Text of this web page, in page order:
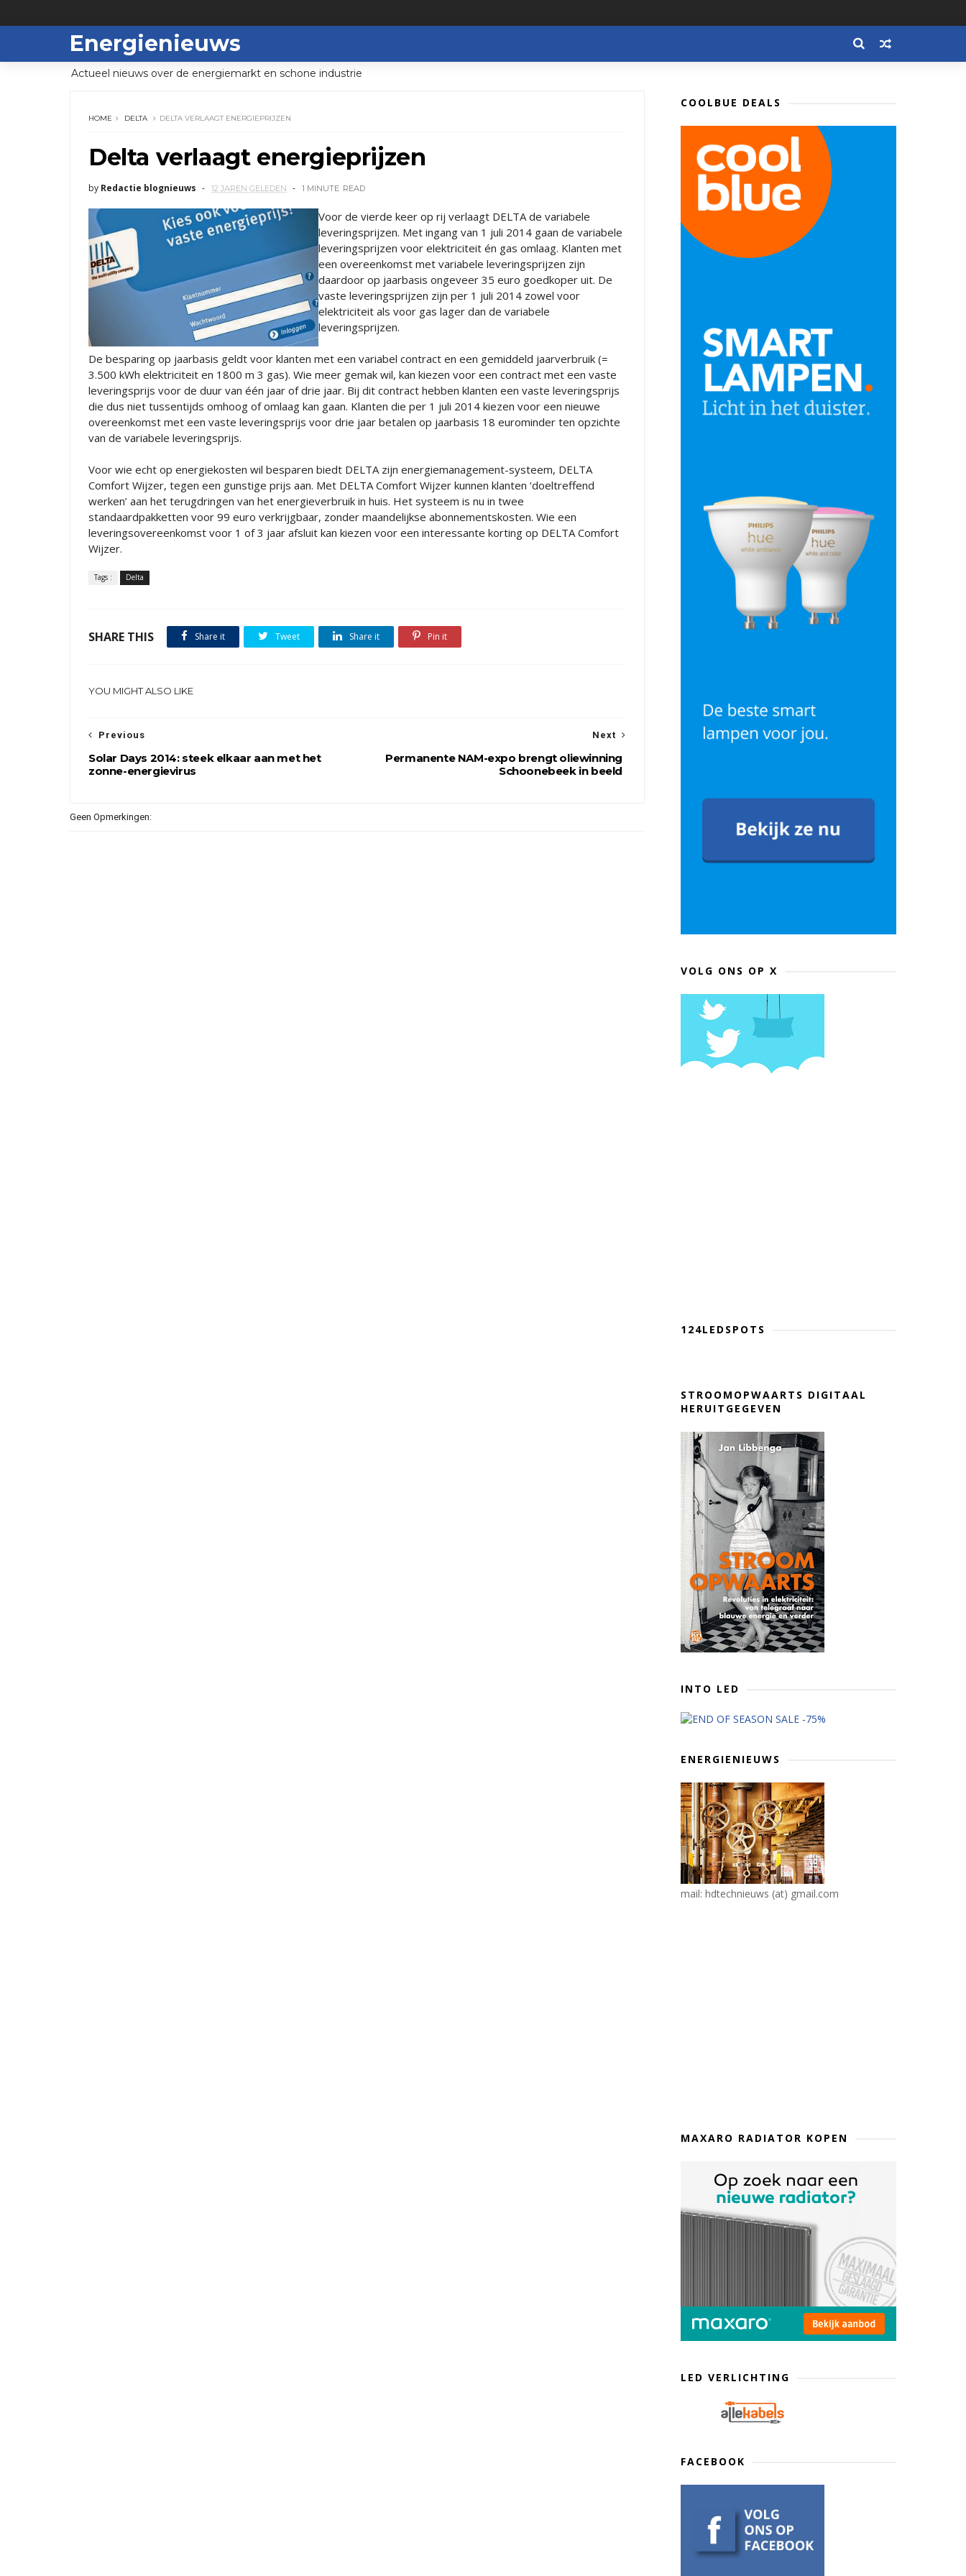
Energienieuws
Actueel nieuws over de energiemarkt en schone industrie
HOME DELTA DELTA VERLAAGT ENERGIEPRIJZEN
Delta verlaagt energieprijzen
by Redactie blognieuws 12 JAREN GELEDEN 1 MINUTE READ
Voor de vierde keer op rij verlaagt DELTA de variabele
leveringsprijzen. Met ingang van 1 juli 2014 gaan de variabele
leveringsprijzen voor elektriciteit én gas omlaag. Klanten met
een overeenkomst met variabele leveringsprijzen zijn
daardoor op jaarbasis ongeveer 35 euro goedkoper uit. De
vaste leveringsprijzen zijn per 1 juli 2014 zowel voor
elektriciteit als voor gas lager dan de variabele
leveringsprijzen.
De besparing op jaarbasis geldt voor klanten met een variabel contract en een gemiddeld jaarverbruik (=
3.500 kWh elektriciteit en 1800 m 3 gas). Wie meer gemak wil, kan kiezen voor een contract met een vaste
leveringsprijs voor de duur van één jaar of drie jaar. Bij dit contract hebben klanten een vaste leveringsprijs
die dus niet tussentijds omhoog of omlaag kan gaan. Klanten die per 1 juli 2014 kiezen voor een nieuwe
overeenkomst met een vaste leveringsprijs voor drie jaar betalen op jaarbasis 18 eurominder ten opzichte
van de variabele leveringsprijs.
Voor wie echt op energiekosten wil besparen biedt DELTA zijn energiemanagement-systeem, DELTA
Comfort Wijzer, tegen een gunstige prijs aan. Met DELTA Comfort Wijzer kunnen klanten ‘doeltreffend
werken’ aan het terugdringen van het energieverbruik in huis. Het systeem is nu in twee
standaardpakketten voor 99 euro verkrijgbaar, zonder maandelijkse abonnementskosten. Wie een
leveringsovereenkomst voor 1 of 3 jaar afsluit kan kiezen voor een interessante korting op DELTA Comfort
Wijzer.
Tags : Delta
SHARE THIS Share it Tweet Share it Pin it
YOU MIGHT ALSO LIKE
Next
Permanente NAM-expo brengt oliewinning
Schoonebeek in beeld
Previous
Solar Days 2014: steek elkaar aan met het
zonne-energievirus
Geen Opmerkingen:
COOLBUE DEALS
VOLG ONS OP X
124LEDSPOTS
STROOMOPWAARTS DIGITAAL
HERUITGEGEVEN
INTO LED
ENERGIENIEUWS
mail: hdtechnieuws (at) gmail.com
MAXARO RADIATOR KOPEN
LED VERLICHTING
FACEBOOK